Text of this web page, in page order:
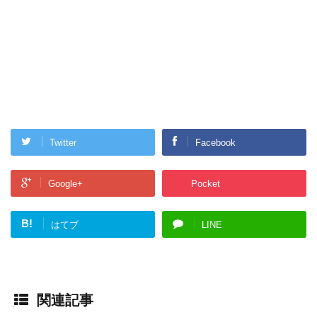
Twitter Facebook
Google+ Pocket
B! はてブ LINE
関連記事